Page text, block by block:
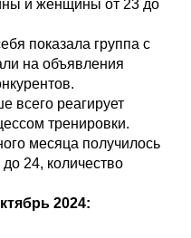
и женщины от 23 до
показала группа с
на объявления
всего реагирует
тренировки.
месяца получилось
до 24, количество
2024: